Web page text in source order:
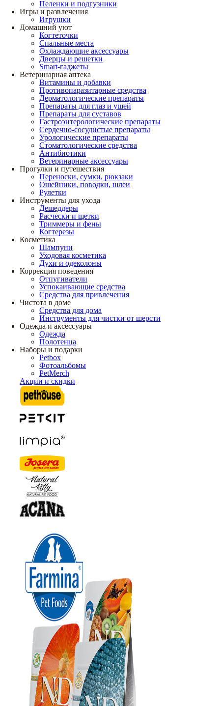
Пеленки и подгузники
Игры и развлечения
Игрушки
Домашний уют
Когтеточки
Спальные места
Охлаждающие аксессуары
Дверцы и решетки
Smart-гаджеты
Ветеринарная аптека
Витамины и добавки
Противопаразитарные средства
Дерматологические препараты
Препараты для глаз и ушей
Препараты для суставов
Гастроэнтерологические препараты
Сердечно-сосудистые препараты
Урологические препараты
Стоматологические средства
Антибиотики
Ветеринарные аксессуары
Прогулки и путешествия
Переноски, сумки, рюкзаки
Ошейники, поводки, шлеи
Рулетки
Инструменты для ухода
Дешеддеры
Расчески и щетки
Триммеры и фены
Когтерезы
Косметика
Шампуни
Уходовая косметика
Духи и одеколоны
Коррекция поведения
Отпугиватели
Успокаивающие средства
Средства для привлечения
Чистота в доме
Средства для дома
Инструменты для чистки от шерсти
Одежда и аксессуары
Одежда
Полотенца
Наборы и подарки
Petbox
Фотоальбомы
PetMerch
Акции и скидки